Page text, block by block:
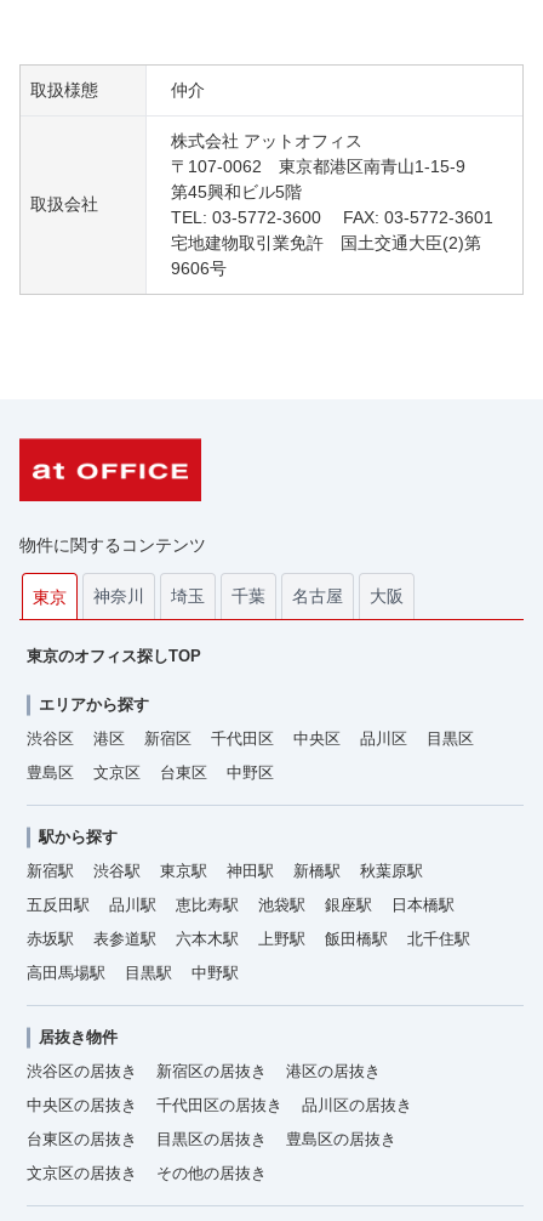
取扱様態 仲介
取扱会社
株式会社 アットオフィス
〒107-0062 東京都港区南青山1-15-9
第45興和ビル5階
TEL: 03-5772-3600 FAX: 03-5772-3601
宅地建物取引業免許 国土交通大臣(2)第
9606号
物件に関するコンテンツ
東京 神奈川 埼玉 千葉 名古屋 大阪
東京のオフィス探しTOP
エリアから探す
渋谷区
港区 新宿区 千代田区 中央区 品川区
目黒区
豊島区
文京区 台東区 中野区
駅から探す
新宿駅
渋谷駅 東京駅 神田駅 新橋駅
秋葉原駅
五反田駅
品川駅 恵比寿駅 池袋駅 銀座駅
日本橋駅
赤坂駅
表参道駅 六本木駅 上野駅 飯田橋駅
北千住駅
高田馬場駅
目黒駅 中野駅
居抜き物件
渋谷区の居抜き
新宿区の居抜き
港区の居抜き
中央区の居抜き
千代田区の居抜き
品川区の居抜き
台東区の居抜き
目黒区の居抜き
豊島区の居抜き
文京区の居抜き
その他の居抜き